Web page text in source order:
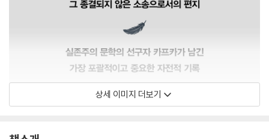
상세 이미지 더보기